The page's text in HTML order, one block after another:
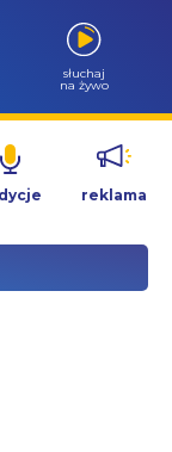
słuchaj
na żywo
reklama